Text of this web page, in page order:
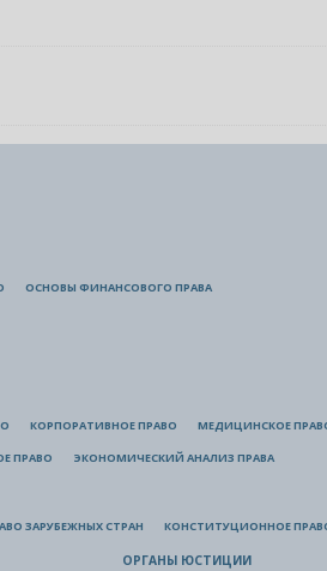
ОСНОВЫ ФИНАНСОВОГО ПРАВА
КОРПОРАТИВНОЕ ПРАВО МЕДИЦИНСКОЕ
ПРАВО ЭКОНОМИЧЕСКИЙ АНАЛИЗ ПРАВА
ЗАРУБЕЖНЫХ СТРАН КОНСТИТУЦИОННОЕ
ОРГАНЫ ЮСТИЦИИ